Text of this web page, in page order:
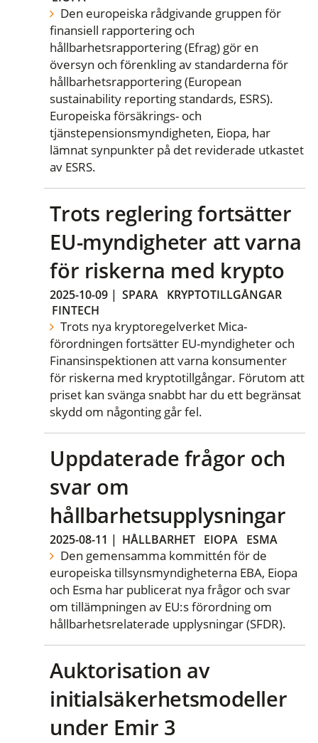
Den europeiska rådgivande gruppen för
finansiell rapportering och
hållbarhetsrapportering (Efrag) gör en
översyn och förenkling av standarderna för
hållbarhetsrapportering (European
sustainability reporting standards, ESRS).
Europeiska försäkrings- och
tjänstepensionsmyndigheten, Eiopa, har
lämnat synpunkter på det reviderade utkastet
av ESRS.
Trots reglering fortsätter
EU-myndigheter att varna
för riskerna med krypto
2025-10-09 | SPARA KRYPTOTILLGÅNGAR
FINTECH
Trots nya kryptoregelverket Mica-
förordningen fortsätter EU-myndigheter och
Finansinspektionen att varna konsumenter
för riskerna med kryptotillgångar. Förutom att
priset kan svänga snabbt har du ett begränsat
skydd om någonting går fel.
Uppdaterade frågor och
svar om
hållbarhetsupplysningar
2025-08-11 | HÅLLBARHET EIOPA ESMA
Den gemensamma kommittén för de
europeiska tillsynsmyndigheterna EBA, Eiopa
och Esma har publicerat nya frågor och svar
om tillämpningen av EU:s förordning om
hållbarhetsrelaterade upplysningar (SFDR).
Auktorisation av
initialsäkerhetsmodeller
under Emir 3